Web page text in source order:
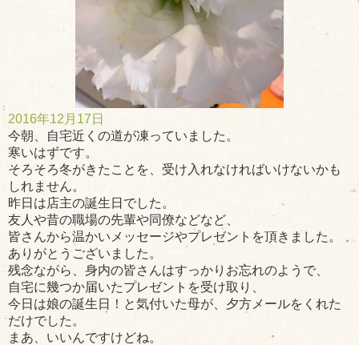
2016年12月17日
今朝、自宅近くの道が凍っていました。
寒いはずです。
そろそろ冬がきたことを、受け入れなければいけないかも
しれません。
昨日は店主の誕生日でした。
友人や昔の職場の先輩や同僚などなど、
皆さんから温かいメッセージやプレゼントを頂きました。
ありがとうございました。
残念ながら、身内の皆さんはすっかりお忘れのようで、
自宅に幾つか届いたプレゼントを受け取り、
今日は娘の誕生日！と気付いた母が、夕方メールをくれた
だけでした。
まあ、いいんですけどね。